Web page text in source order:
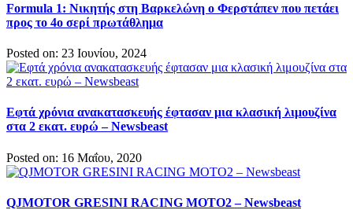
Formula 1: Νικητής στη Βαρκελώνη ο Φερστάπεν που πετάει
προς το 4ο σερί πρωτάθλημα
Posted on: 23 Ιουνίου, 2024
Εφτά χρόνια ανακατασκευής έφτασαν μια κλασική λιμουζίνα
στα 2 εκατ. ευρώ – Newsbeast
Posted on: 16 Μαΐου, 2020
QJMOTOR GRESINI RACING MOTO2 – Newsbeast